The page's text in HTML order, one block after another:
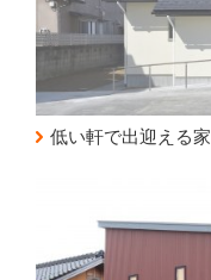
低い軒で出迎える家